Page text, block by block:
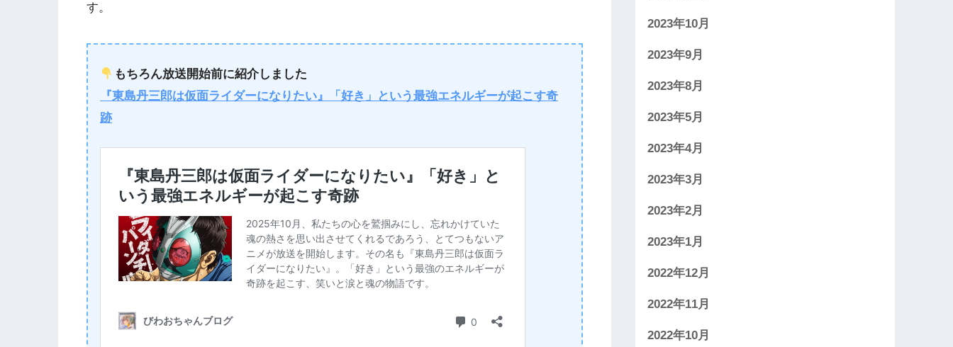
す。
もちろん放送開始前に紹介しました
『東島丹三郎は仮面ライダーになりたい』「好き」という最強エネルギーが起こす奇
跡
2023年10月
2023年9月
2023年8月
2023年5月
2023年4月
2023年3月
2023年2月
2023年1月
2022年12月
2022年11月
2022年10月